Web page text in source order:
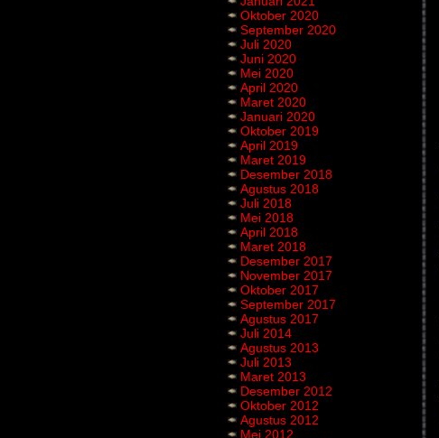
Oktober 2020
September 2020
Juli 2020
Juni 2020
Mei 2020
April 2020
Maret 2020
Januari 2020
Oktober 2019
April 2019
Maret 2019
Desember 2018
Agustus 2018
Juli 2018
Mei 2018
April 2018
Maret 2018
Desember 2017
November 2017
Oktober 2017
September 2017
Agustus 2017
Juli 2014
Agustus 2013
Juli 2013
Maret 2013
Desember 2012
Oktober 2012
Agustus 2012
Mei 2012